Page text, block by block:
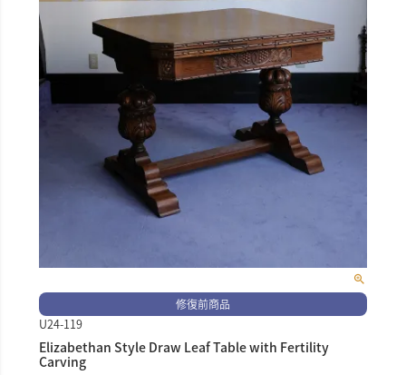
修復前商品
U24-119
Elizabethan Style Draw Leaf Table with Fertility
Carving